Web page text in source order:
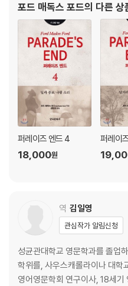
문학 100선에 그리고 지난
포드 매독스 포드의 다른 상
퍼레이즈 엔드 4
18,000원
퍼레이
역 김일영
관심작가 알림신청
성균관대학교 영문학과를 졸업
학위를, 사우스캐롤라이나 대학
영어영문학회 연구이사, 18세기